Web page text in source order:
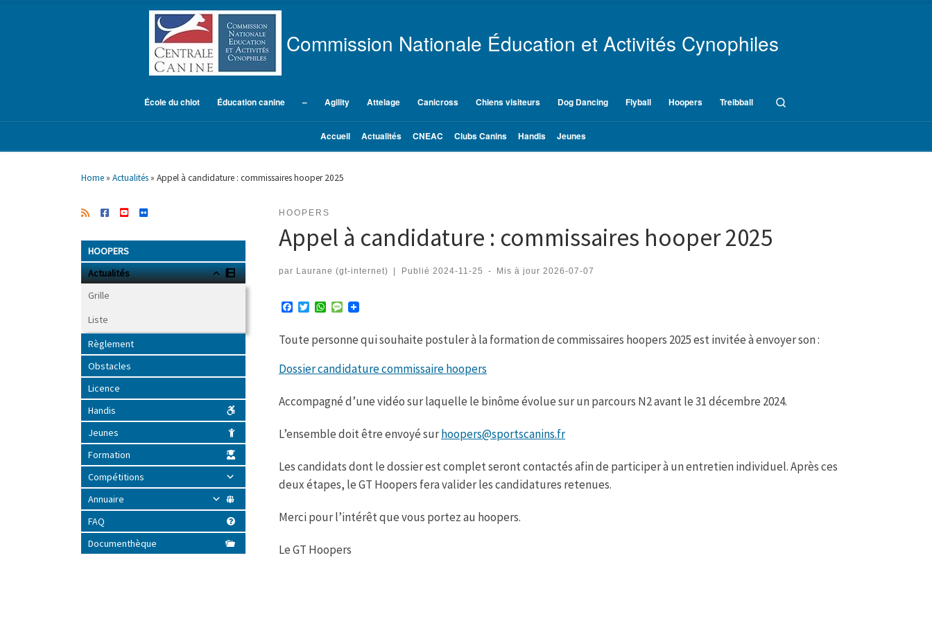
Accueil Actualités CNEAC Clubs Canins Handis Jeunes
Commission Nationale Éducation et Activités Cynophiles
École du chiot Éducation canine – Agility Attelage Canicross Chiens visiteurs Dog Dancing Flyball Hoopers Treibball
Home » Actualités » Appel à candidature : commissaires hooper 2025
HOOPERS
Appel à candidature : commissaires hooper 2025
par Laurane (gt-internet) Publié 2024-11-25 - Mis à jour 2026-07-07
e
o
T
t
r
W
t
p
M
s
g
e
Toute personne qui souhaite postuler à la formation de commissaires hoopers 2025 est invitée à envoyer son :
Dossier candidature commissaire hoopers
Accompagné d’une vidéo sur laquelle le binôme évolue sur un parcours N2 avant le 31 décembre 2024.
L’ensemble doit être envoyé surhoopers@sportscanins.fr
Les candidats dont le dossier est complet seront contactés afin de participer à un entretien individuel. Après ces
deux étapes, le GT Hoopers fera valider les candidatures retenues.
Merci pour l’intérêt que vous portez au hoopers.
Le GT Hoopers
HOOPERS
Actualités
Grille
Liste
Règlement
Obstacles
Licence
Handis
Jeunes
Formation
Compétitions
Annuaire
FAQ
Documenthèque